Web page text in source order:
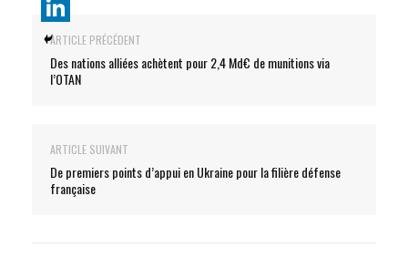
ARTICLE PRÉCÉDENT
Des nations alliées achètent pour 2,4 Md€ de munitions via
l’OTAN
ARTICLE SUIVANT
De premiers points d’appui en Ukraine pour la filière défense
française